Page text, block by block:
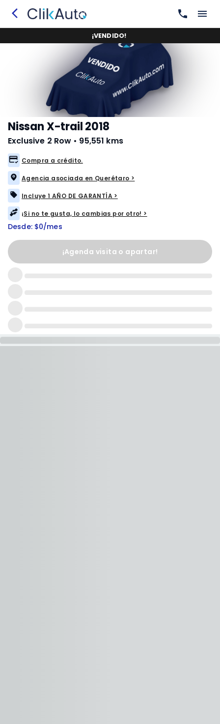
¡VENDIDO!
Nissan X-trail 2018
Exclusive 2 Row • 95,551 kms
Compra a crédito.
Agencia asociada en Querétaro >
Incluye 1 AÑO DE GARANTÍA >
¡Si no te gusta, lo cambias por otro! >
Desde: $0/mes
¡Agenda visita o apartar!